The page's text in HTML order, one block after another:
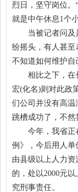
烈日，坚守岗位。
就是中午休息1个
当被记者问及
纷摇头，有人甚
不知道如何维护自
相比之下，在
宏(化名)则对此政
们公司并没有高
跳槽成功了，不
今年，我省正
例》，今后用人单
由县级以上人力
的，处以2000元
究刑事责任。